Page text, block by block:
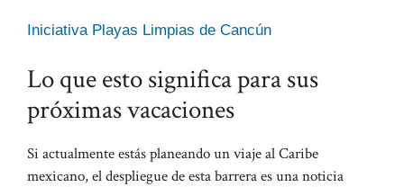
Iniciativa Playas Limpias de Cancún
Lo que esto significa para sus
próximas vacaciones
Si actualmente estás planeando un viaje al Caribe
mexicano, el despliegue de esta barrera es una noticia